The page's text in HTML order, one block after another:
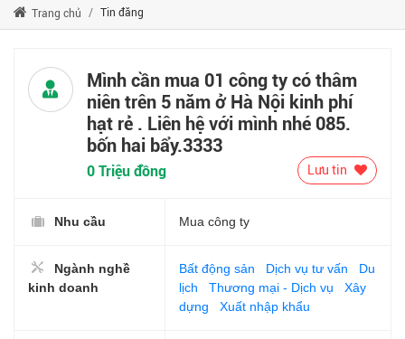
Trang chủ Tin đăng
Mình cần mua 01 công ty có thâm
niên trên 5 năm ở Hà Nội kinh phí
hạt rẻ . Liên hệ với mình nhé 085.
bốn hai bẩy.3333
0 Triệu đồng Lưu tin
Nhu cầu Mua công ty
Ngành nghề
kinh doanh
Bất động sản Dịch vụ tư vấn
Du
lịch
Thương mại - Dịch vụ
Xây
dựng
Xuất nhập khẩu